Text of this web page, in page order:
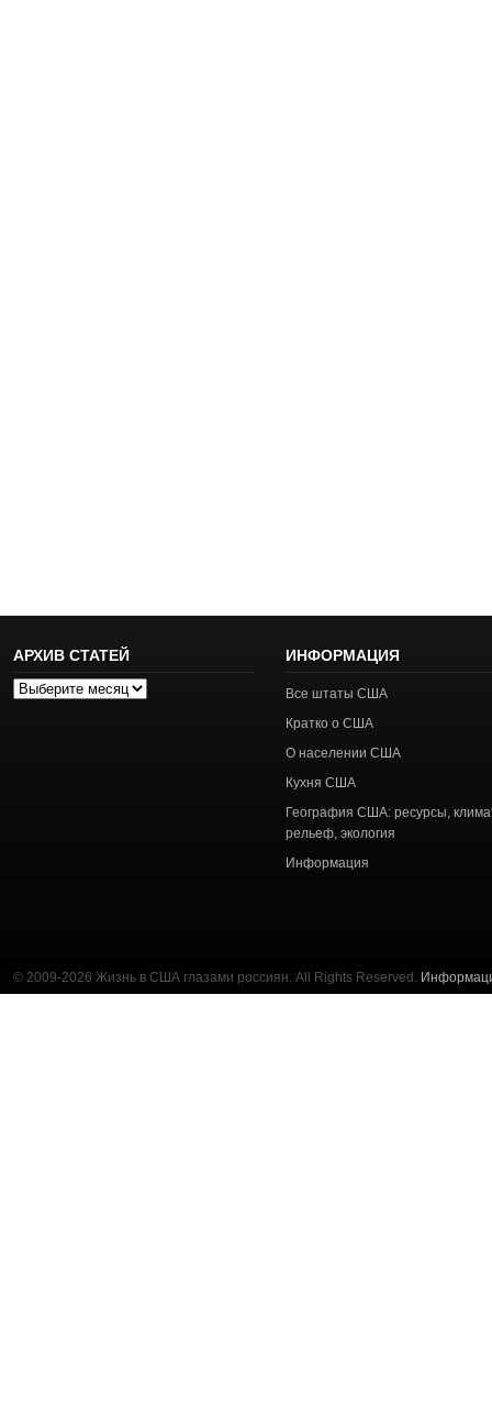
АРХИВ СТАТЕЙ
Архив
ИНФОРМАЦИЯ
Все штаты США
Кратко о США
О населении США
Кухня США
География США: ресурсы,
рельеф, экология
Информация
© 2009-2026 Жизнь в США глазами россиян. All Rights Reserved.